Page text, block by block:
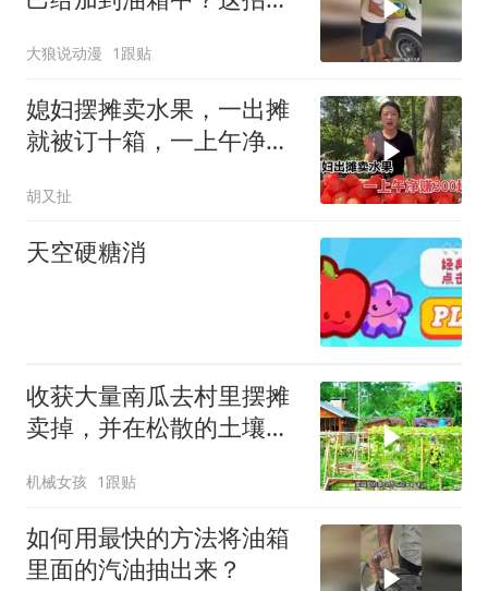
大狼说动漫 1跟贴
媳妇摆摊卖水果，一出摊
就被订十箱，一上午净赚
胡又扯
天空硬糖消
收获大量南瓜去村里摆摊
卖掉，并在松散的土壤中
机械女孩 1跟贴
如何用最快的方法将油箱
里面的汽油抽出来？